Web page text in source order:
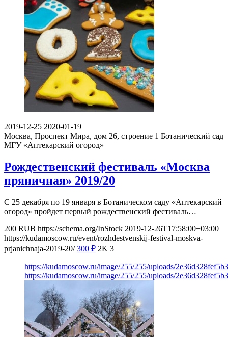
2019-12-25 2020-01-19
Москва, Проспект Мира, дом 26, строение 1 Ботанический сад
МГУ «Аптекарский огород»
Рождественский фестиваль «Москва
пряничная» 2019/20
С 25 декабря по 19 января в Ботаническом саду «Аптекарский
огород» пройдет первый рождественский фестиваль…
200 RUB https://schema.org/InStock 2019-12-26T17:58:00+03:00
https://kudamoscow.ru/event/rozhdestvenskij-festival-moskva-
prjanichnaja-2019-20/ 300 ₽ 2K 3
https://kudamoscow.ru/image/255/255/uploads/
https://kudamoscow.ru/image/255/255/uploads/